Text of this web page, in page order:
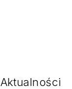
Aktualności